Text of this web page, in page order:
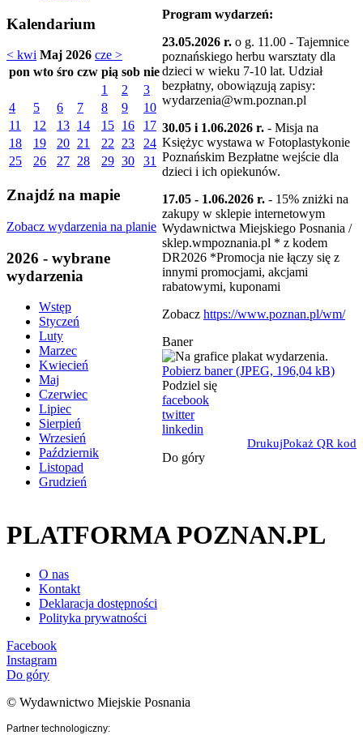
Kalendarium
< kwi Maj 2026 cze >
pon wto śro czw pią sob nie
1
2
3
4
5 6 7 8 9
10
11
12 13 14 15 16
17
18
19 20 21 22 23
24
25
26 27 28 29 30 31
Znajdź na mapie
Zobacz wydarzenia na planie
2026 - wybrane
wydarzenia
Wstęp
Styczeń
Luty
Marzec
Kwiecień
Maj
Czerwiec
Lipiec
Sierpień
Wrzesień
Październik
Listopad
Grudzień
Program wydarzeń:
23.05.2026 r. o g. 11.00 - Tajemnice
poznańskiego herbu warsztaty dla
dzieci w wieku 7-10 lat. Udział
bezpłatny, obowiązują zapisy:
wydarzenia@wm.poznan.pl
30.05 i 1.06.2026 r. - Misja na
Księżyc wystawa w Fotoplastykonie
Poznańskim Bezpłatne wejście dla
dzieci i ich opiekunów.
17.05 - 1.06.2026 r. - 15% zniżki na
zakupy w sklepie internetowym
Wydawnictwa Miejskiego Posnania /
sklep.wmpoznania.pl * z kodem
DR2026 *Promocja nie łączy się z
innymi promocjami, akcjami
rabatowymi, kuponami
Zobacz https://www.poznan.pl/wm/
Baner
Pobierz baner (JPEG, 196,04 kB)
Podziel się
facebook
twitter
linkedin
DrukujPokaż QR kod
Do góry
PLATFORMA POZNAN.PL
O nas
Kontakt
Deklaracja dostępności
Polityka prywatności
Facebook
Instagram
Do góry
© Wydawnictwo Miejskie Posnania
Partner technologiczny: